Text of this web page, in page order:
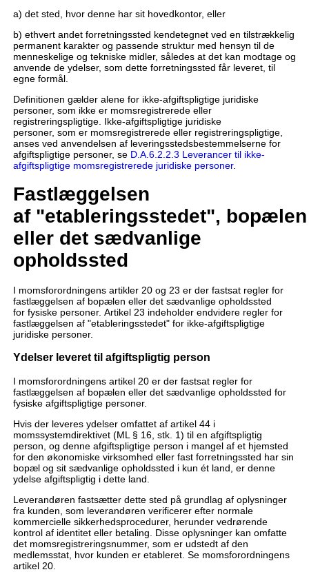
a) det sted, hvor denne har sit hovedkontor, eller
b) ethvert andet forretningssted kendetegnet ved en tilstrækkelig
permanent karakter og passende struktur med hensyn til de
menneskelige og tekniske midler, således at det kan modtage og
anvende de ydelser, som dette forretningssted får leveret, til
egne formål.
Definitionen gælder alene for ikke-afgiftspligtige juridiske
personer, som ikke er momsregistrerede eller
registreringspligtige. Ikke-afgiftspligtige juridiske
personer, som er momsregistrerede eller registreringspligtige,
anses ved anvendelsen af leveringsstedsbestemmelserne for
afgiftspligtige personer, se D.A.6.2.2.3 Leverancer til ikke-
afgiftspligtige momsregistrerede juridiske personer.
Fastlæggelsen
af "etableringsstedet", bopælen
eller det sædvanlige
opholdssted
I momsforordningens artikler 20 og 23 er der fastsat regler for
fastlæggelsen af bopælen eller det sædvanlige opholdssted
for fysiske personer. Artikel 23 indeholder endvidere regler for
fastlæggelsen af "etableringsstedet" for ikke-afgiftspligtige
juridiske personer.
Ydelser leveret til afgiftspligtig person
I momsforordningens artikel 20 er der fastsat regler for
fastlæggelsen af bopælen eller det sædvanlige opholdssted for
fysiske afgiftspligtige personer.
Hvis der leveres ydelser omfattet af artikel 44 i
momssystemdirektivet (ML § 16, stk. 1) til en afgiftspligtig
person, og denne afgiftspligtige person i mangel af et hjemsted
for den økonomiske virksomhed eller fast forretningssted har sin
bopæl og sit sædvanlige opholdssted i kun ét land, er denne
ydelse afgiftspligtig i dette land.
Leverandøren fastsætter dette sted på grundlag af oplysninger
fra kunden, som leverandøren verificerer efter normale
kommercielle sikkerhedsprocedurer, herunder vedrørende
kontrol af identitet eller betaling. Disse oplysninger kan omfatte
det momsregistreringsnummer, som er udstedt af den
medlemsstat, hvor kunden er etableret. Se momsforordningens
artikel 20.